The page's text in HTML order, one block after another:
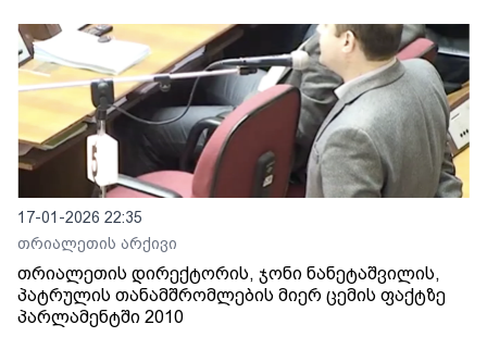
17-01-2026 22:35
თრიალეთის არქივი
თრიალეთის დირექტორის, ჯონი ნანეტაშვილის,
პატრულის თანამშრომლების მიერ ცემის ფაქტზე
პარლამენტში 2010